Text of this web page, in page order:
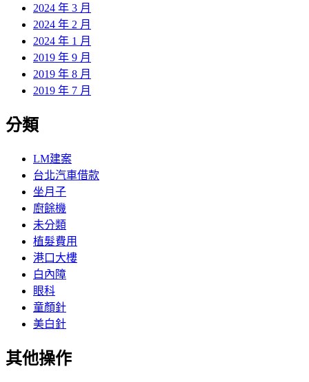
2024 年 3 月
2024 年 2 月
2024 年 1 月
2019 年 9 月
2019 年 8 月
2019 年 7 月
分類
LM建案
台北汽車借款
坐月子
廚餘機
未分類
植髮費用
港口大樓
白內障
眼科
童顏針
美白針
其他操作